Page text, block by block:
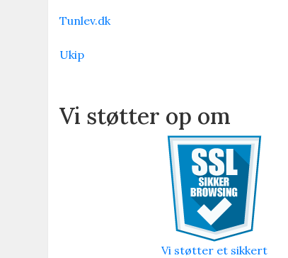
Tunlev.dk
Ukip
Vi støtter op om
Vi støtter et sikkert